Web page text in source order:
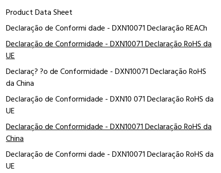
Product Data Sheet
Declaração de Conformi dade - DXN10071 Declaração REACh
Declaração de Conformidade - DXN10071 Declaração RoHS da
UE
Declaraç? ?o de Conformidade - DXN10071 Declaração RoHS
da China
Declaração de Conformidade - DXN10 071 Declaração RoHS da
UE
Declaração de Conformidade - DXN10071 Declaração RoHS da
China
Declaração de Conformi dade - DXN10071 Declaração RoHS da
UE